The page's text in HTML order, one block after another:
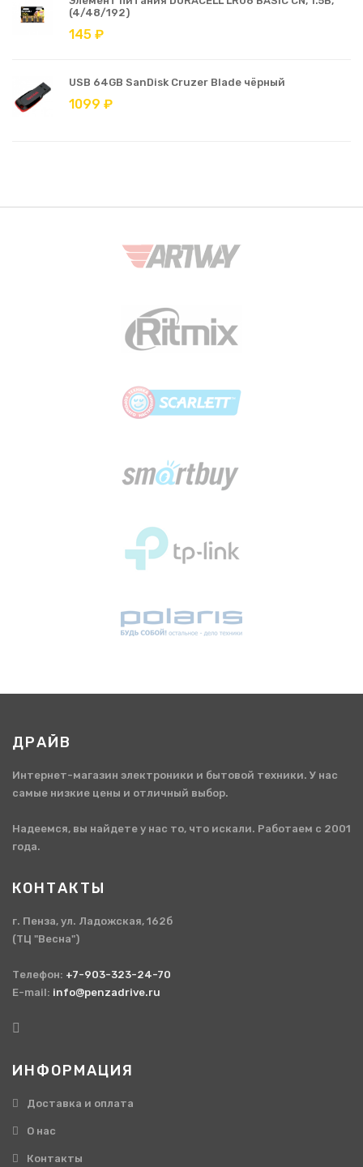
(4/48/192)
145 ₽
USB 64GB SanDisk Cruzer Blade чёрный
1099 ₽
ДРАЙВ
Интернет-магазин электроники и бытовой техники. У нас
самые низкие цены и отличный выбор.
Надеемся, вы найдете у нас то, что искали. Работаем с 2001
года.
КОНТАКТЫ
г. Пенза, ул. Ладожская, 162б
(ТЦ "Весна")
Телефон: +7-903-323-24-70
E-mail: info@penzadrive.ru
ИНФОРМАЦИЯ
Доставка и оплата
О нас
Контакты